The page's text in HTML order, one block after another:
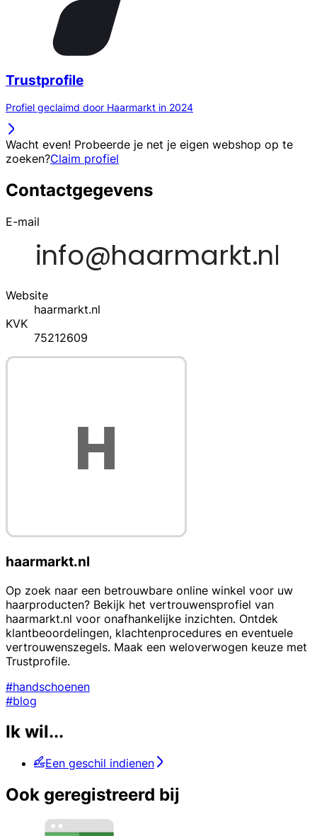
Trustprofile
Profiel geclaimd door Haarmarkt in 2024
Wacht even! Probeerde je net je eigen webshop op te
zoeken?Claim profiel
Contactgegevens
E-mail
Website
haarmarkt.nl
KVK
75212609
haarmarkt.nl
Op zoek naar een betrouwbare online winkel voor uw
haarproducten? Bekijk het vertrouwensprofiel van
haarmarkt.nl voor onafhankelijke inzichten. Ontdek
klantbeoordelingen, klachtenprocedures en eventuele
vertrouwenszegels. Maak een weloverwogen keuze met
Trustprofile.
#handschoenen
#blog
Ik wil...
Een geschil indienen
Ook geregistreerd bij